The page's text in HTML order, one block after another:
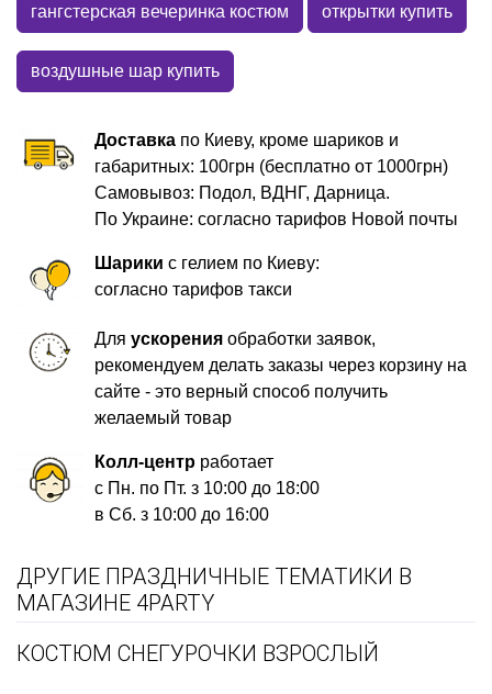
гангстерская вечеринка костюм открытки купить
воздушные шар купить
Доставка по Киеву, кроме шариков и
габаритных: 100грн (бесплатно от 1000грн)
Самовывоз: Подол, ВДНГ, Дарница.
По Украине: согласно тарифов Новой почты
Шарики с гелием по Киеву:
согласно тарифов такси
Дляускорения обработки заявок,
рекомендуем делать заказы через корзину на
сайте - это верный способ получить
желаемый товар
Колл-центр работает
с Пн. по Пт. з 10:00 до 18:00
в Сб. з 10:00 до 16:00
ДРУГИЕ ПРАЗДНИЧНЫЕ ТЕМАТИКИ В
МАГАЗИНЕ 4PARTY
КОСТЮМ СНЕГУРОЧКИ ВЗРОСЛЫЙ